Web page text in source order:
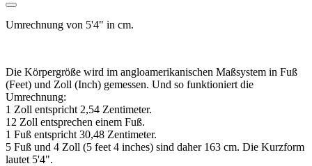
Umrechnung von 5'4" in cm.
Die Körpergröße wird im angloamerikanischen Maßsystem in Fuß
(Feet) und Zoll (Inch) gemessen. Und so funktioniert die
Umrechnung:
1 Zoll entspricht 2,54 Zentimeter.
12 Zoll entsprechen einem Fuß.
1 Fuß entspricht 30,48 Zentimeter.
5 Fuß und 4 Zoll (5 feet 4 inches) sind daher 163 cm. Die Kurzform
lautet 5'4".